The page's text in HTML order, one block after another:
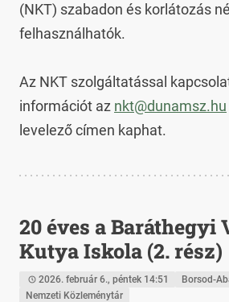
(NKT) szabadon és korlátozás
felhasználhatók.
Az NKT szolgáltatással
információt az nkt@dunamsz.hu
levelező címen kaphat.
20 éves a Baráthegyi
Kutya Iskola (2. rész)
2026. február 6., péntek 14:51
Borsod-
Nemzeti Közleménytár